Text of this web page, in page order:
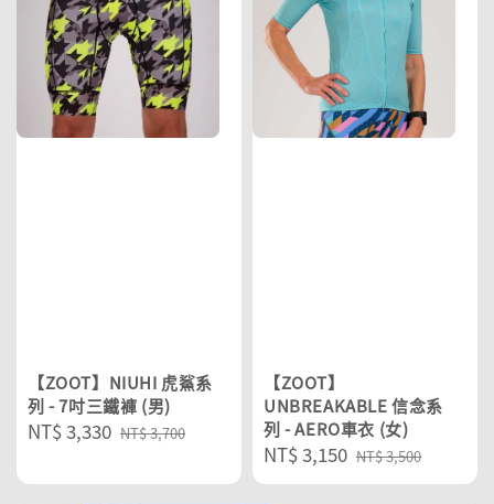
【ZOOT】NIUHI 虎鯊系
列 - 7吋三鐵褲 (男)
Sale
NT$ 3,330 Regular
NT$ 3,700
【ZOOT】
UNBREAKABLE 信念系
列 - AERO車衣 (女)
Sale
price
NT$ 3,150 Regular
price
NT$ 3,500